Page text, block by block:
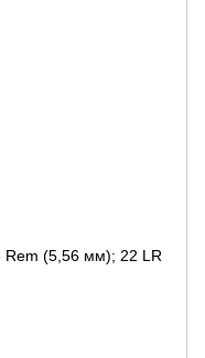
Rem (5,56 мм); 22 LR